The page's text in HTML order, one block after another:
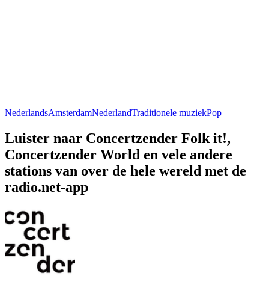
NederlandsAmsterdamNederlandTraditionele muziekPop
Luister naar Concertzender Folk it!,
Concertzender World en vele andere
stations van over de hele wereld met de
radio.net-app